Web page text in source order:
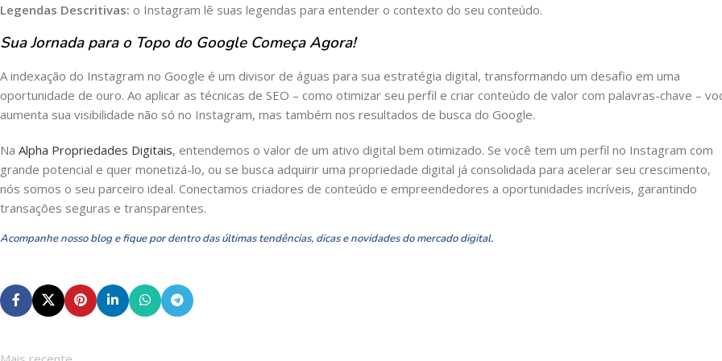
Legendas Descritivas: o Instagram lê suas legendas para entender o contexto do seu conteúdo.
Sua Jornada para o Topo do Google Começa Agora!
A indexação do Instagram no Google é um divisor de águas para sua estratégia digital, transformando um desafio em uma
oportunidade de ouro. Ao aplicar as técnicas de SEO – como otimizar seu perfil e criar conteúdo de valor com palavras-chave –
aumenta sua visibilidade não só no Instagram, mas também nos resultados de busca do Google.
Na Alpha Propriedades Digitais, entendemos o valor de um ativo digital bem otimizado. Se você tem um perfil no Instagram com
grande potencial e quer monetizá-lo, ou se busca adquirir uma propriedade digital já consolidada para acelerar seu crescimento,
nós somos o seu parceiro ideal. Conectamos criadores de conteúdo e empreendedores a oportunidades incríveis, garantindo
transações seguras e transparentes.
Acompanhe nosso blog e fique por dentro das últimas tendências, dicas e novidades do mercado digital.